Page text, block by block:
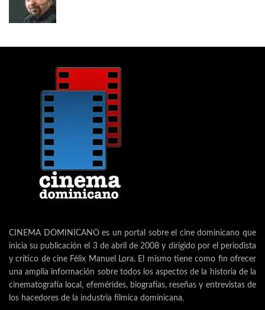
CINEMA DOMINICANO es un portal sobre el cine dominicano que
inicia su publicación el 3 de abril de 2008 y dirigido por el periodista
y crítico de cine Félix Manuel Lora. El mismo tiene como fin ofrecer
una amplia información sobre todos los aspectos de la historia de la
cinematografía local, efemérides, biografías, reseñas y entrevistas de
los hacedores de la industria fílmica dominicana.